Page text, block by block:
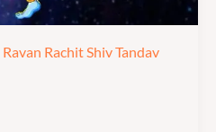
Ravan Rachit Shiv Tandav